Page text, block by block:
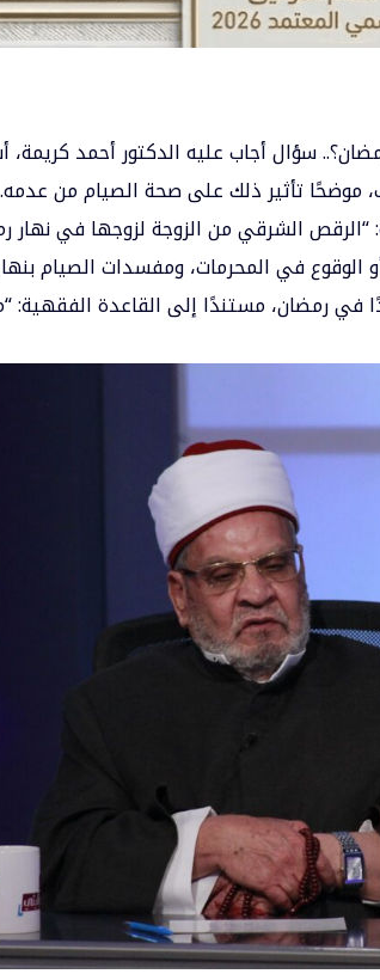
؟.. سؤال أجاب عليه الدكتور أحمد كريمة،
موضحًا تأثير ذلك على صحة الصيام من عدمه.
“الرقص الشرقي من الزوجة لزوجها في نهار
الوقوع في المحرمات، ومفسدات الصيام
في رمضان، مستندًا إلى القاعدة الفقهية: